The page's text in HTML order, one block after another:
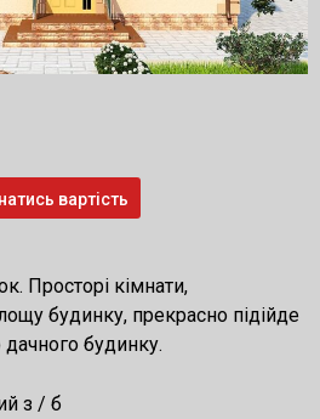
вартість
Просторі кімнати,
будинку, прекрасно підійде
дачного будинку.
з / б